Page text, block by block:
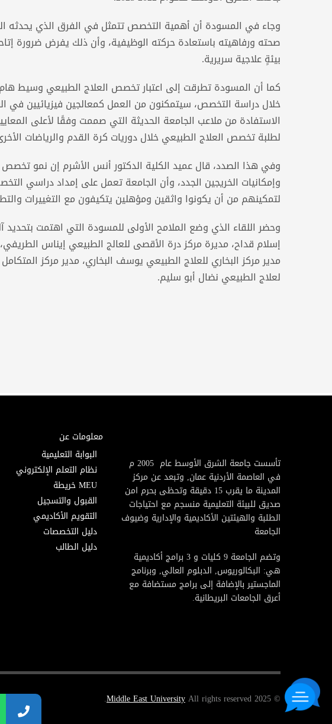
وجاء في المسودة أن أهمية التخصص تتمثل في الفرق الذي يحدثه
صحته ورفاهيته باستعادة حركته الوظيفية، وأن ذلك يفرض ضرورة
بيئةٍ علاجية سريرية.
كما أن المسودة تطرقت إلى اعتبار تخصص العلاج الطبيعي وسيط
خلال دراسة التخصص، سيتمكنون من العمل كمعالجين فيزيائيين في
الاستفادة من ملاعب الجامعة الحديثة التي صممت وفقًا لأعلى
لطلبة تخصص العلاج الطبيعي خلال دوريات كرة القدم والرياضات
وفي هذا الصدد، قال عميد الكلية الدكتور أنس الأشرم إن نمو تخصص
وإمكانيات الخريجين الجدد، وأن الجامعة تعمل على إمداد دراسي
لتمكينهم من أن يكونوا واثقين ومؤهلين يتكيفون مع التغييرات
وحضر اللقاء الذي وضع الملامح الأولى للمسودة التي اهتمت بتحديد
إسلام قداح، مديرة مركز درة الأقصى للعالج الطبيعي إيناس
مدير مركز البخاري للعلاج الطبيعي يوسف البخاري، مدير مركز
لعلاج الطبيعي نضال أبو سليم.
تأسست جامعة الشرق الأوسط عام 2005 م
في العاصمة الأردنية عمان, وتبعد عن مركز
المدينة ما يقرب 15 دقيقة وتحظى بحرم امن
صديق للبيئة التعليمية منسجم مع احتياجات
الطلبة والهيئتين الأكاديمية والإدارية وضيوف
الجامعة
وتضم الجامعة 9 كليات و 3 برامج أكاديمية
هي: البكالوريوس, الدبلوم العالي, وبرنامج
الماجستير بالإضافة إلى برامج مستضافة مع
أعرق الجامعات البريطانية.
معلومات عن
البوابة التعليمية
نظام التعلم الإلكتروني
MEU خريطة
القبول والتسجيل
التقويم الأكاديمي
دليل التخصصات
دليل الطالب
© 2025
Middle East UniversityAll rights reserved.